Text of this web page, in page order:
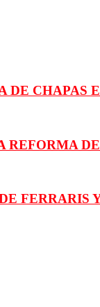
DE CHAPAS
REFORMA
FERRARIS